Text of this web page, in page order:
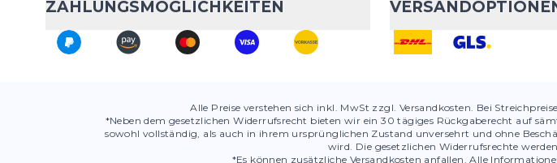
ZAHLUNGSMÖGLICHKEITEN
Alle Preise verstehen sich inkl. MwSt zzgl. Versandkosten. Bei
*Neben dem gesetzlichen Widerrufsrecht bieten wir ein 30 tägiges Rückgaberecht auf
sowohl vollständig, als auch in ihrem ursprünglichen Zustand unversehrt und ohne
wird. Die gesetzlichen Widerrufsrechte
*Es können zusätzliche Versandkosten anfallen. Alle